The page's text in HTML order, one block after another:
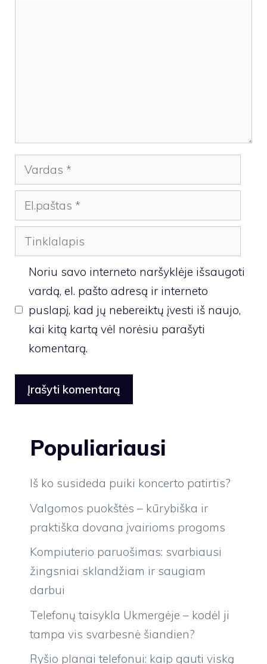
Vardas
El.paštas
Tinklalapis
Noriu savo interneto naršyklėje išsaugoti
vardą, el. pašto adresą ir interneto
puslapį, kad jų nebereiktų įvesti iš naujo,
kai kitą kartą vėl norėsiu parašyti
komentarą.
Populiariausi
Iš ko susideda puiki koncerto patirtis?
Valgomos puokštės – kūrybiška ir
praktiška dovana įvairioms progoms
Kompiuterio paruošimas: svarbiausi
žingsniai sklandžiam ir saugiam
darbui
Telefonų taisykla Ukmergėje – kodėl ji
tampa vis svarbesnė šiandien?
Ryšio planai telefonui: kaip gauti viską